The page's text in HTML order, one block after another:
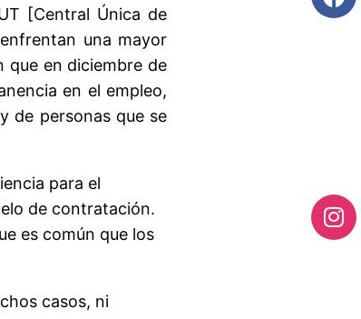
[Central Única de
una mayor
que en diciembre de
en el empleo,
de personas que se
para el
de contratación.
es común que los
casos, ni